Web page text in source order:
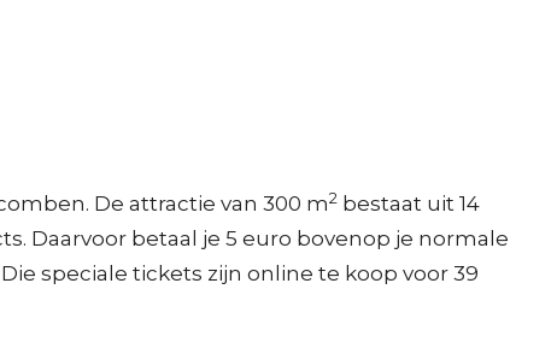
De attractie van 300 m2 bestaat uit 14
Daarvoor betaal je 5 euro bovenop je normale
speciale tickets zijn online te koop voor 39